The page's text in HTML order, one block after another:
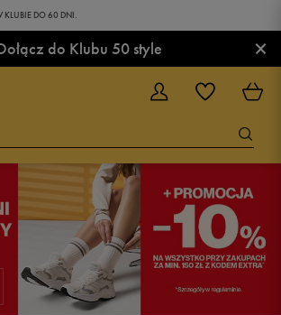
KLUBIE DO 60 DNI.
do Klubu 50 style ×